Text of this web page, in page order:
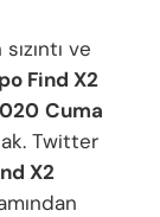
ve
Find X2
Cuma
Twitter
X2